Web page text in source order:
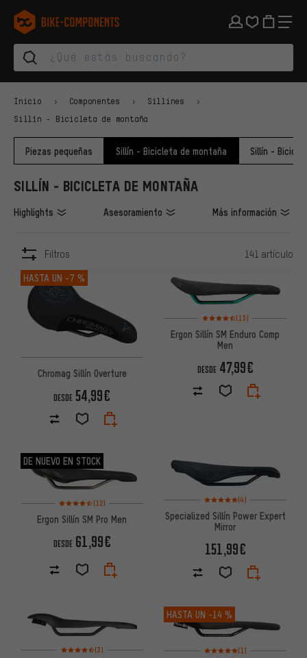
Saltar a la navegación principal
Saltar a la navegación de categorías
Saltar al contenido
Saltar a marcas y al boletín
Saltar al pie de página
bike-components.de Página de inicio
Inicio Componentes Sillines
Sillín - Bicicleta de montaña
Piezas pequeñas Sillín - Bicicleta de montaña Sillín -
SILLÍN - BICICLETA DE MONTAÑA
Highlights Asesoramiento Más información
Filtros 141 artículo
ARTÍCULOS
HASTA UN -7 %
Chromag Sillín Overture
DESDE 54,99€
Valoración media: 4,5 de 5
(13)
Ergon Sillín SM Enduro Comp
Men
DESDE 47,99€
DE NUEVO EN STOCK
Valoración media: 4,5 de 5 basada en 12 reseñas
(12)
Ergon Sillín SM Pro Men
DESDE 61,99€
Valoración media: 5 de 5
(4)
Specialized Sillín Power Expert
Mirror
151,99€
Valoración media: 4,5 de 5 basada en 3 reseñas
(3)
HASTA UN -14 %
Valoración media: 5 de 5
(1)